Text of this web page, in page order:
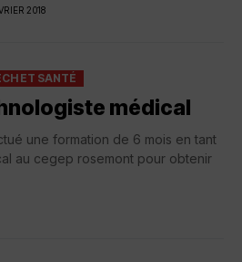
2018
ET SANTÉ
médical
une formation de 6 mois en tant
au cegep rosemont pour obtenir